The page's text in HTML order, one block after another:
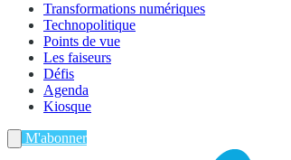
Transformations numériques
Technopolitique
Points de vue
Les faiseurs
Défis
Agenda
Kiosque
M'abonner